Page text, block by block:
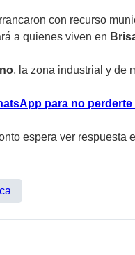
con recurso
a quienes viven en
, la zona industrial y de
para no
espera ver respuesta